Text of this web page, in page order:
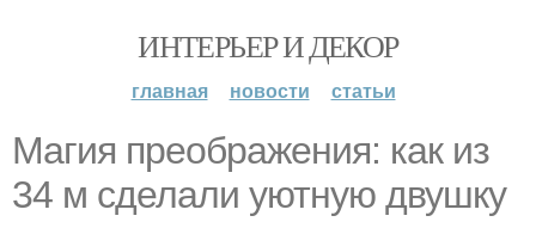
ИНТЕРЬЕР И ДЕКОР
главная новости статьи
Магия преображения: как из
34 м сделали уютную двушку